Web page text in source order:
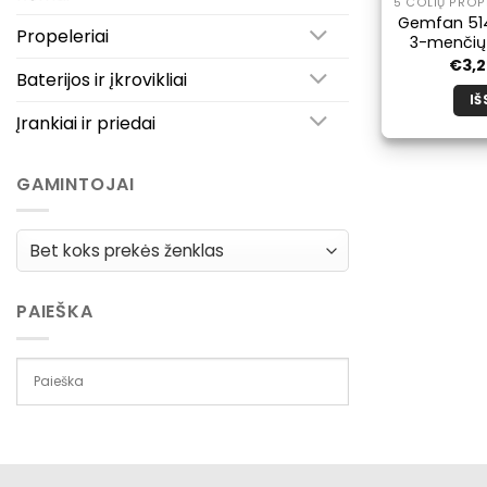
Propeleriai
Baterijos ir įkrovikliai
Įrankiai ir priedai
GAMINTOJAI
PAIEŠKA
Gemfan
3-
€